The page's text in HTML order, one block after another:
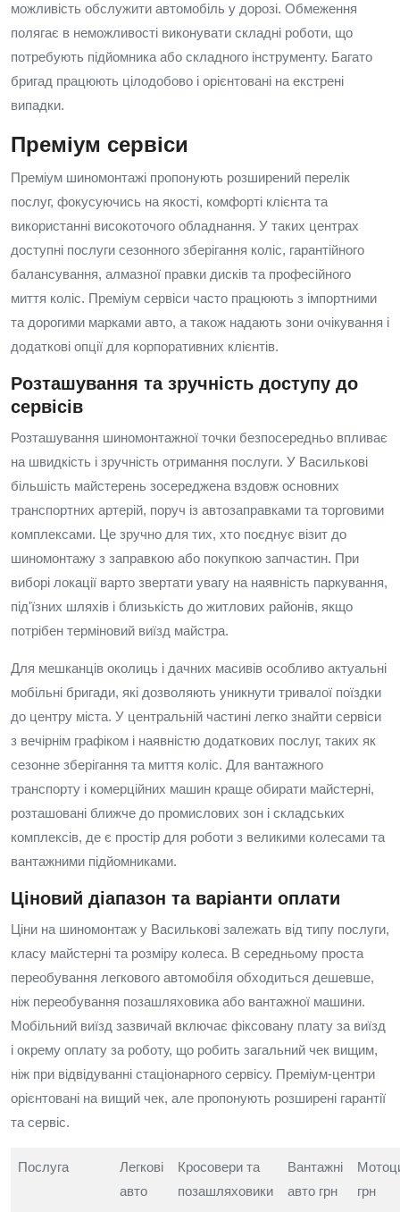
можливість обслужити автомобіль у дорозі. Обмеження
полягає в неможливості виконувати складні роботи, що
потребують підйомника або складного інструменту. Багато
бригад працюють цілодобово і орієнтовані на екстрені
випадки.
Преміум сервіси
Преміум шиномонтажі пропонують розширений перелік
послуг, фокусуючись на якості, комфорті клієнта та
використанні високоточого обладнання. У таких центрах
доступні послуги сезонного зберігання коліс, гарантійного
балансування, алмазної правки дисків та професійного
миття коліс. Преміум сервіси часто працюють з імпортними
та дорогими марками авто, а також надають зони очікування і
додаткові опції для корпоративних клієнтів.
Розташування та зручність доступу до
сервісів
Розташування шиномонтажної точки безпосередньо впливає
на швидкість і зручність отримання послуги. У Василькові
більшість майстерень зосереджена вздовж основних
транспортних артерій, поруч із автозаправками та торговими
комплексами. Це зручно для тих, хто поєднує візит до
шиномонтажу з заправкою або покупкою запчастин. При
виборі локації варто звертати увагу на наявність паркування,
під'їзних шляхів і близькість до житлових районів, якщо
потрібен терміновий виїзд майстра.
Для мешканців околиць і дачних масивів особливо актуальні
мобільні бригади, які дозволяють уникнути тривалої поїздки
до центру міста. У центральній частині легко знайти сервіси
з вечірнім графіком і наявністю додаткових послуг, таких як
сезонне зберігання та миття коліс. Для вантажного
транспорту і комерційних машин краще обирати майстерні,
розташовані ближче до промислових зон і складських
комплексів, де є простір для роботи з великими колесами та
вантажними підйомниками.
Ціновий діапазон та варіанти оплати
Ціни на шиномонтаж у Василькові залежать від типу послуги,
класу майстерні та розміру колеса. В середньому проста
переобування легкового автомобіля обходиться дешевше,
ніж переобування позашляховика або вантажної машини.
Мобільний виїзд зазвичай включає фіксовану плату за виїзд
і окрему оплату за роботу, що робить загальний чек вищим,
ніж при відвідуванні стаціонарного сервісу. Преміум-центри
орієнтовані на вищий чек, але пропонують розширені гарантії
та сервіс.
Послуга
Легкові
авто
Кросовери та
позашляховики
Вантажні
авто грн
грн